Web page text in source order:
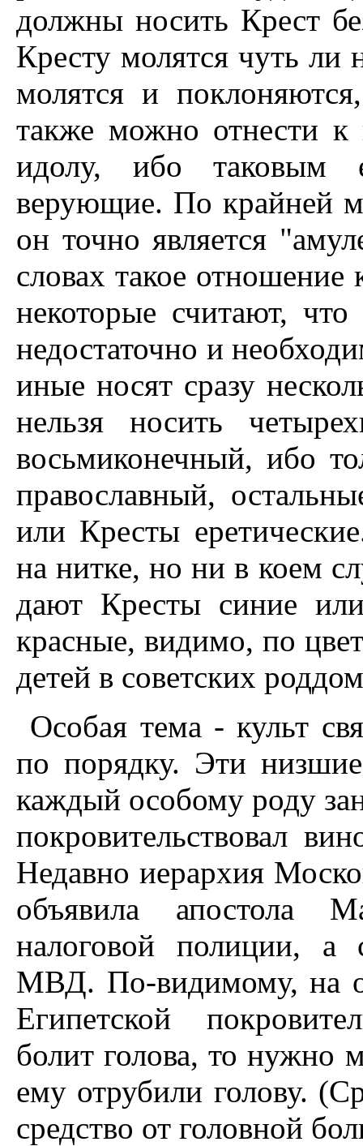
должны носить Крест
Кресту молятся чуть ли
молятся и
также можно отнести к
идолу, ибо таковым
верующие. По крайней
он точно является
словах такое
некоторые считают,
недостаточно и
иные носят сразу
нельзя носить
восьмиконечный, ибо
православный,
или Кресты
на нитке, но ни в коем
дают Кресты синие
красные, видимо, по
детей в советских
Особая тема - культ
по порядку. Эти низшие
каждый особому роду
покровительствовал
Недавно иерархия
объявила апостола
налоговой полиции, а
МВД. По-видимому, на
Египетской
болит голова, то нужно
ему отрубили голову.
средство от головной